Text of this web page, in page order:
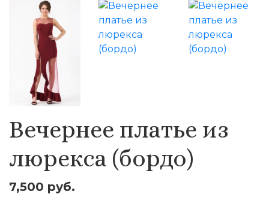
Вечернее платье из
люрекса (бордо)
7,500 руб.